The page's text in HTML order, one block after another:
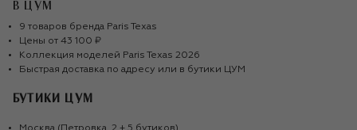
В ЦУМ
9 товаров бренда Paris Texas
Цены от 43 100 ₽
Коллекция моделей Paris Texas 2026
Быстрая доставка по адресу или в бутики ЦУМ
БУТИКИ ЦУМ